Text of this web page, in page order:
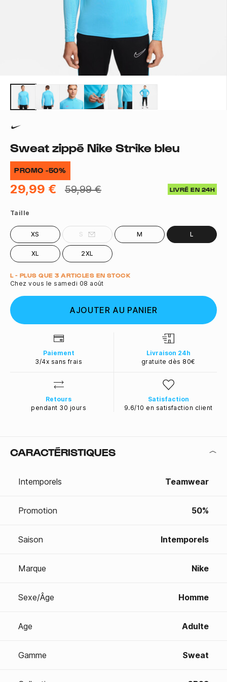
Sweat zippé Nike Strike bleu
PROMO -50%
29,99 € 59,99 € LIVRÉ EN 24H
Taille
XS S M L
XL 2XL
Quantité
L - PLUS QUE 3 ARTICLES EN STOCK
Chez vous le samedi 08 août
AJOUTER AU PANIER
Paiement
3/4x sans frais
Livraison 24h
gratuite dès 80€
Retours
pendant 30 jours
Satisfaction
9.6/10 en satisfaction client
CARACTÉRISTIQUES
Intemporels Teamwear
Promotion 50%
Saison Intemporels
Marque Nike
Sexe/Âge Homme
Age Adulte
Gamme Sweat